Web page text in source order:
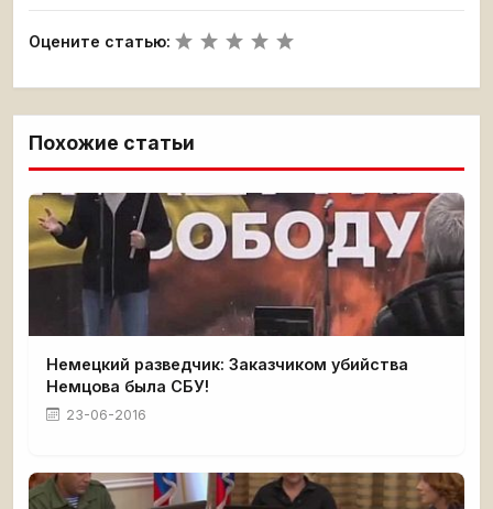
Оцените статью:
Похожие статьи
Немецкий разведчик: Заказчиком убийства
Немцова была СБУ!
23-06-2016